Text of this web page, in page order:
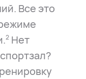
Все это
2Нет